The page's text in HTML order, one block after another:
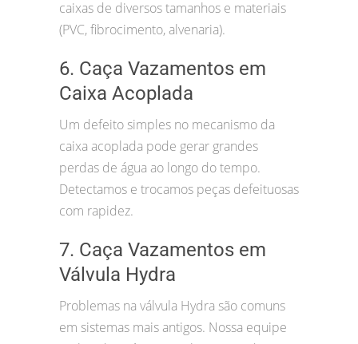
caixas de diversos tamanhos e materiais
(PVC, fibrocimento, alvenaria).
6. Caça Vazamentos em
Caixa Acoplada
Um defeito simples no mecanismo da
caixa acoplada pode gerar grandes
perdas de água ao longo do tempo.
Detectamos e trocamos peças defeituosas
com rapidez.
7. Caça Vazamentos em
Válvula Hydra
Problemas na válvula Hydra são comuns
em sistemas mais antigos. Nossa equipe